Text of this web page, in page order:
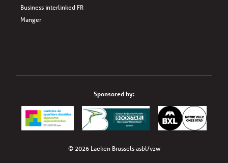
Business interlinked FR
Manger
Sponsored by:
© 2026 Laeken Brussels asbl/vzw